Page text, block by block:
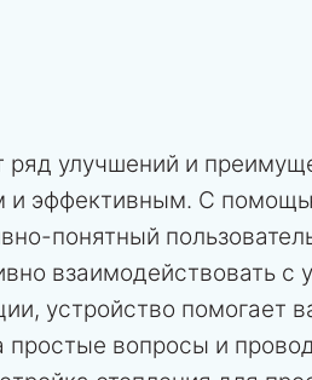
ряд улучшений и
и эффективным. С
понятный
взаимодействовать с
устройство помогает
простые вопросы и